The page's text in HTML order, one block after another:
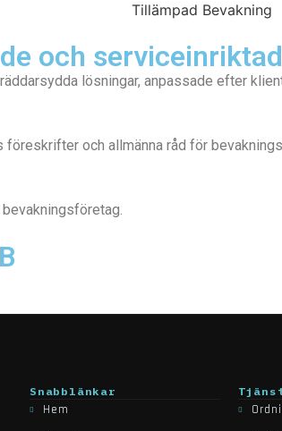
Tillämpad Bevakning
och
lösningar, anpassade efter
och allmänna råd för
Snabblänkar
Hem